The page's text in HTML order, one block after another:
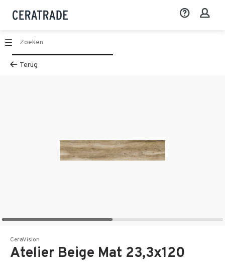
Terug
CeraVision
Atelier Beige Mat 23,3x120